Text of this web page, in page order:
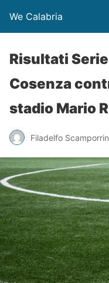
We Calabria
Risultati
Cosenza
stadio Mario
Filadelfo